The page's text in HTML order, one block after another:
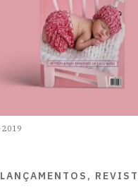
2019
LANÇAMENTOS,